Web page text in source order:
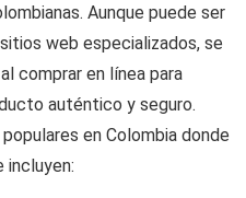
Aunque puede ser
web especializados, se
comprar en línea para
auténtico y seguro.
en Colombia donde
incluyen: